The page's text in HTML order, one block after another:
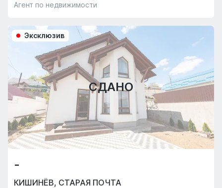
Агент по недвижимости
СДАНО
Эксклюзив
-
КИШИНЁВ, СТАРАЯ ПОЧТА